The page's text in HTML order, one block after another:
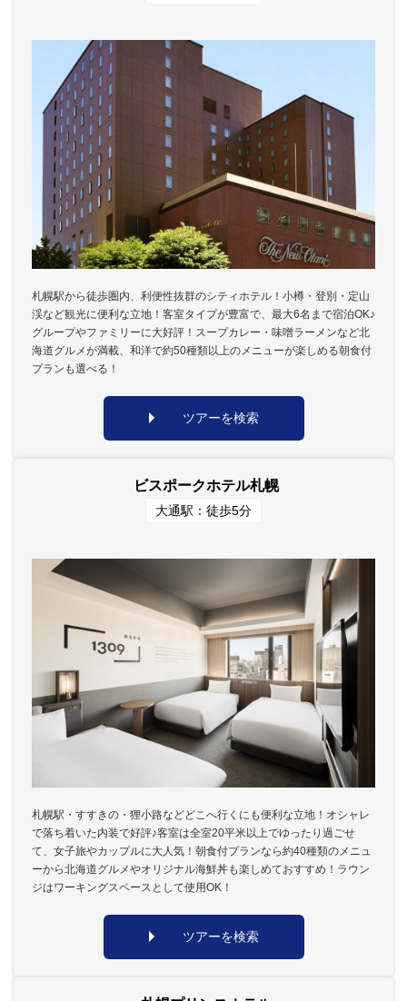
札幌駅から徒歩圏内、利便性抜群のシティホテル！小樽・登別・定山
渓など観光に便利な立地！客室タイプが豊富で、最大6名まで宿泊OK♪
グループやファミリーに大好評！スープカレー・味噌ラーメンなど北
海道グルメが満載、和洋で約50種類以上のメニューが楽しめる朝食付
プランも選べる！
ツアーを検索
ビスポークホテル札幌
大通駅：徒歩5分
札幌駅・すすきの・狸小路などどこへ行くにも便利な立地！オシャレ
で落ち着いた内装で好評♪客室は全室20平米以上でゆったり過ごせ
て、女子旅やカップルに大人気！朝食付プランなら約40種類のメニュ
ーから北海道グルメやオリジナル海鮮丼も楽しめておすすめ！ラウン
ジはワーキングスペースとして使用OK！
ツアーを検索